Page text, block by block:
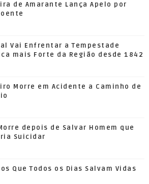
de Amarante Lança Apelo por
Vai Enfrentar a Tempestade
mais Forte da Região desde 1842
Morre em Acidente a Caminho de
depois de Salvar Homem que
Suicidar
Que Todos os Dias Salvam Vidas